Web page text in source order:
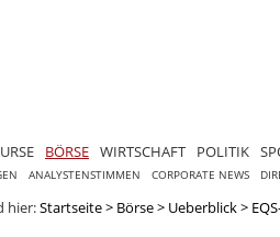
BÖRSE WIRTSCHAFT POLITIK
ANALYSTENSTIMMEN CORPORATE NEWS
hier:Startseite> Börse> Ueberblick>